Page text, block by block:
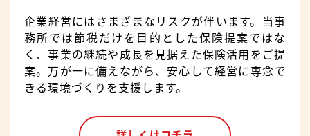
企業経営にはさまざまなリスクが伴います。当事
務所では節税だけを目的とした保険提案ではな
く、事業の継続や成長を見据えた保険活用をご提
案。万が一に備えながら、安心して経営に専念で
きる環境づくりを支援します。